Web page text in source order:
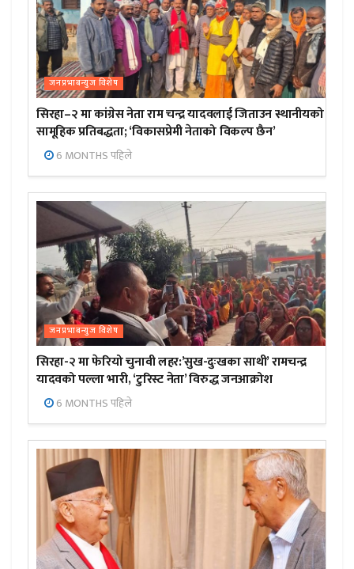
जनप्रभाबन्युज विशेष
सिरहा–२ मा कांग्रेस नेता राम चन्द्र यादवलाई जिताउन स्थानीयको
सामूहिक प्रतिबद्धता; ‘विकासप्रेमी नेताको विकल्प छैन’
6 MONTHS पहिले
जनप्रभाबन्युज विशेष
सिरहा-२ मा फेरियो चुनावी लहर:’सुख-दुःखका साथी’ रामचन्द्र
यादवको पल्ला भारी, ‘टुरिस्ट नेता’ विरुद्ध जनआक्रोश
6 MONTHS पहिले